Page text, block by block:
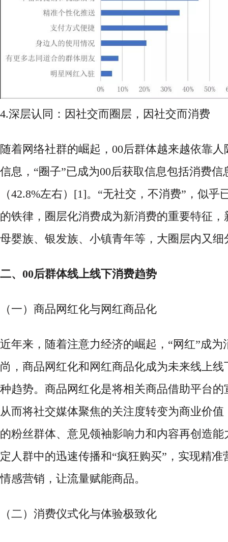
4.深层认同：因社交而圈层，因社交而消费
随着网络社群的崛起， 00后群体越来越依靠
信息，“圈子”已成为00后获取信息包括消费信
（42.8%左右）[1]。“无社交，不消费”，似乎
的铁律，圈层化消费成为新消费的重要特征
母婴族、银发族、小镇青年等，大圈层内又细
二、 00后群体线上线下消费趋势
（一）商品网红化与网红商品化
近年来，随着注意力经济的崛起， “网红”成为
尚，商品网红化和网红商品化成为未来线上
种趋势。商品网红化是将相关商品借助平台的
从而将社交媒体聚焦的关注度转变为商业价
的粉丝群体、意见领袖影响力和内容再创造
定人群中的迅速传播和“疯狂购买”，实现精准
情感营销，让流量赋能商品。
（二）消费仪式化与体验极致化